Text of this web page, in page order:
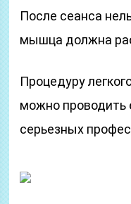
После сеанса
мышца должна
Процедуру
можно проводить
серьезных